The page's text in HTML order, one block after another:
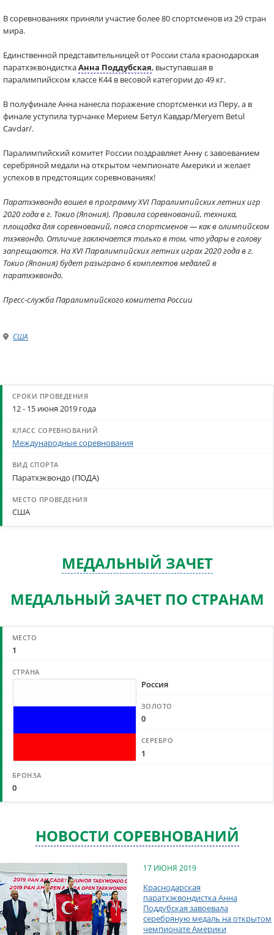
В соревнованиях приняли участие более 80 спортсменов из 29 стран
мира.
Единственной представительницей от России стала краснодарская
паратхэквондисткаАнна Поддубская, выступавшая в
паралимпийском классе K44 в весовой категории до 49 кг.
В полуфинале Анна нанесла поражение спортсменки из Перу, а в
финале уступила турчанке Мерием Бетул Кавдар/Meryem Betul
Cavdar/.
Паралимпийский комитет России поздравляет Анну с завоеванием
серебряной медали на открытом чемпионате Америки и желает
успехов в предстоящих соревнованиях!
Паратхэквондо вошел в программу XVI Паралимпийских летних игр
2020 года в г. Токио (Япония). Правила соревнований, техника,
площадка для соревнований, пояса спортсменов — как в олимпийском
тхэквондо. Отличие заключается только в том, что удары в голову
запрещаются. На XVI Паралимпийских летних играх 2020 года в г.
Токио (Япония) будет разыграно 6 комплектов медалей в
паратхэквондо.​
Пресс-служба Паралимпийского комитета России
США
12 - 15 июня 2019 года
Международные соревнования
Паратхэквондо (ПОДА)
США
МЕДАЛЬНЫЙ ЗАЧЕТ
МЕДАЛЬНЫЙ ЗАЧЕТ ПО СТРАНАМ
1
Россия
0
1
0
НОВОСТИ СОРЕВНОВАНИЙ
17 ИЮНЯ 2019
Краснодарская
паратхэквондистка Анна
Поддубская завоевала
серебряную медаль на открытом
чемпионате Америки